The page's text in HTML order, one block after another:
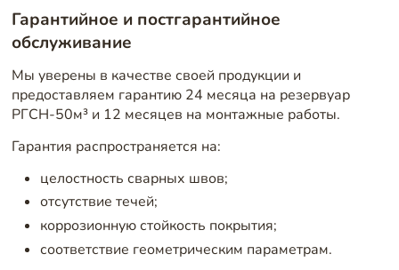
Гарантийное и постгарантийное
обслуживание
Мы уверены в качестве своей продукции и
предоставляем гарантию 24 месяца на резервуар
РГСН-50м³ и 12 месяцев на монтажные работы.
Гарантия распространяется на:
целостность сварных швов;
отсутствие течей;
коррозионную стойкость покрытия;
соответствие геометрическим параметрам.